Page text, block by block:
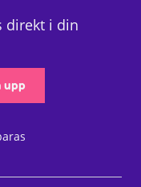
direkt i din
upp